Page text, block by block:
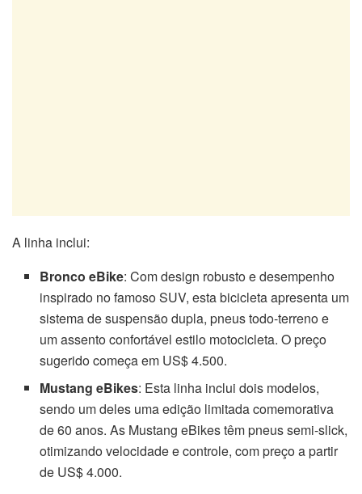
A linha inclui:
Bronco eBike: Com design robusto e desempenho
inspirado no famoso SUV, esta bicicleta apresenta um
sistema de suspensão dupla, pneus todo-terreno e
um assento confortável estilo motocicleta. O preço
sugerido começa em US$ 4.500.
Mustang eBikes: Esta linha inclui dois modelos,
sendo um deles uma edição limitada comemorativa
de 60 anos. As Mustang eBikes têm pneus semi-slick,
otimizando velocidade e controle, com preço a partir
de US$ 4.000.